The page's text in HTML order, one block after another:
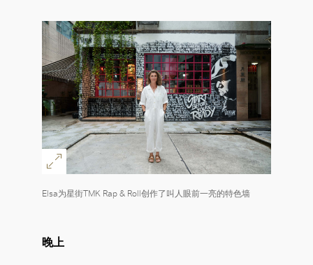
Elsa为星街TMK Rap & Roll创作了叫人眼前一亮的特色墙
晚上